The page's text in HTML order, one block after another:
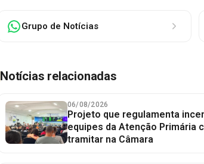
Grupo de Notícias
Notícias relacionadas
06/08/2026
Projeto que regulamenta
equipes da Atenção Primária
tramitar na Câmara